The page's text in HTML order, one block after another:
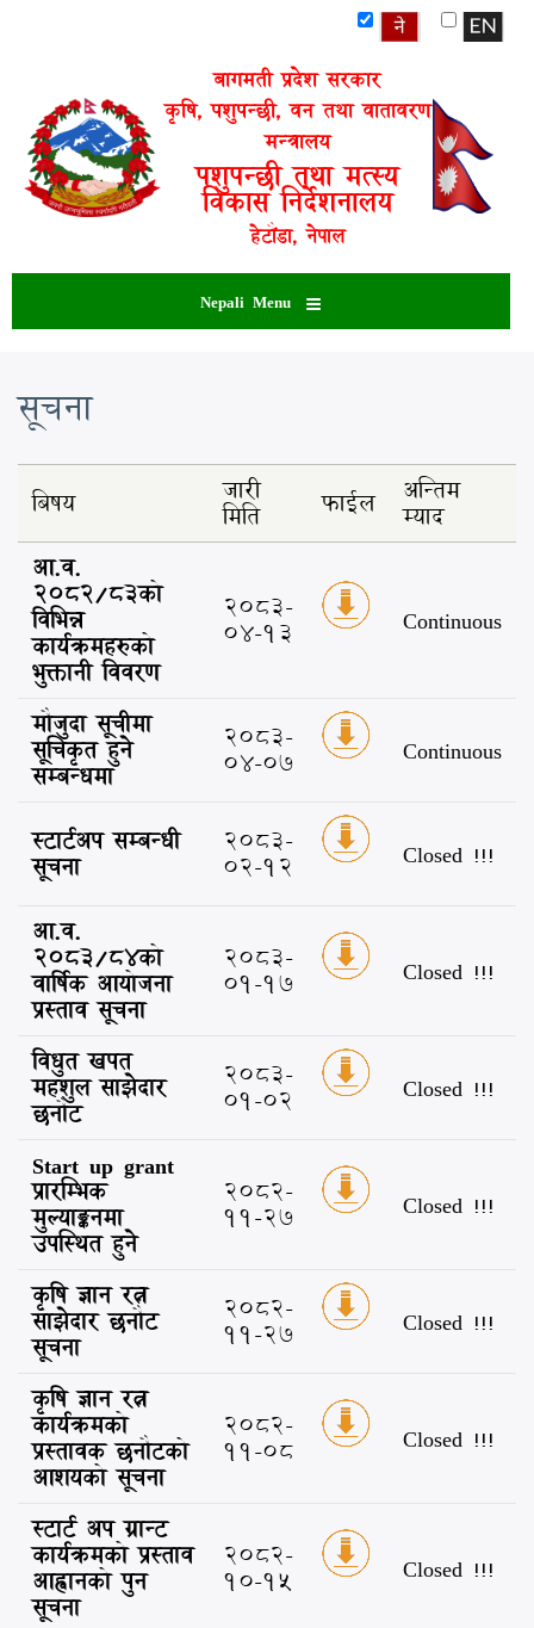
बागमती प्रदेश सरकार
कृषि, पशुपन्छी, वन तथा वातावरण
मन्त्रालय
पशुपन्छी तथा मत्स्य
विकास निर्देशनालय
हेटौंडा, नेपाल
Nepali Menu
सूचना
बिषय जारी
मिति फाईल अन्तिम
म्याद
आ.व.
2082/83को
विभिन्न
कार्यक्रमहरुको
भुक्तानी विवरण
2083-
04-13 Continuous
मौजुदा सूचीमा
सूचिकृत हुने
सम्बन्धमा
2083-
04-07 Continuous
स्टार्टअप सम्बन्धी
सूचना
2083-
02-12 Closed !!!
आ.व.
2083/84को
वार्षिक आयोजना
प्रस्ताव सूचना
2083-
01-17 Closed !!!
विधुत खपत
महशुल साझेदार
छनौट
2083-
01-02 Closed !!!
Start up grant
प्रारम्भिक
मुल्याङ्कनमा
उपस्थित हुने
2082-
11-27 Closed !!!
कृषि ज्ञान रत्न
साझेदार छनौट
सूचना
2082-
11-27 Closed !!!
कृषि ज्ञान रत्न
कार्यक्रमको
प्रस्तावक छनौटको
आशयको सूचना
2082-
11-08 Closed !!!
स्टार्ट अप ग्रान्ट
कार्यक्रमको प्रस्ताव
आह्वानको पुन
सूचना
2082-
10-15 Closed !!!